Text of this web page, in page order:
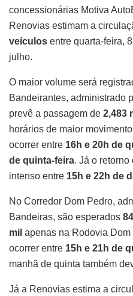
concessionárias Motiva
Renovias estimam a
veículos entre quarta-feira,
julho.
O maior volume será
Bandeirantes, administrado
prevê a passagem de 2,483
horários de maior
ocorrer entre 16h e 20h de
de quinta-feira. Já o retorno
intenso entre 15h e 22h de
No Corredor Dom Pedro,
Bandeiras, são esperados
mil apenas na Rodovia
ocorrer entre 15h e 21h de
manhã de quinta também
Já a Renovias estima a